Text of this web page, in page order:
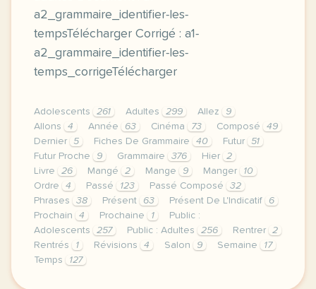
a2_grammaire_identifier-les-
tempsTélécharger Corrigé : a1-
a2_grammaire_identifier-les-
temps_corrigeTélécharger
Adolescents 261 Adultes 299 Allez
9
Allons
4 Année 63 Cinéma 73 Composé
49
Dernier
5 Fiches De Grammaire 40 Futur
51
Futur Proche
9 Grammaire 376 Hier
2
Livre
26 Mangé 2 Mange 9 Manger
10
Ordre
4 Passé 123 Passé Composé
32
Phrases
38 Présent 63 Présent De L'Indicatif
6
Prochain
4 Prochaine 1
Public :
Adolescents
257 Public : Adultes 256 Rentrer
2
Rentrés
1 Révisions 4 Salon 9 Semaine
17
Temps
127
niveau a1 a2 public adolescents et adultes